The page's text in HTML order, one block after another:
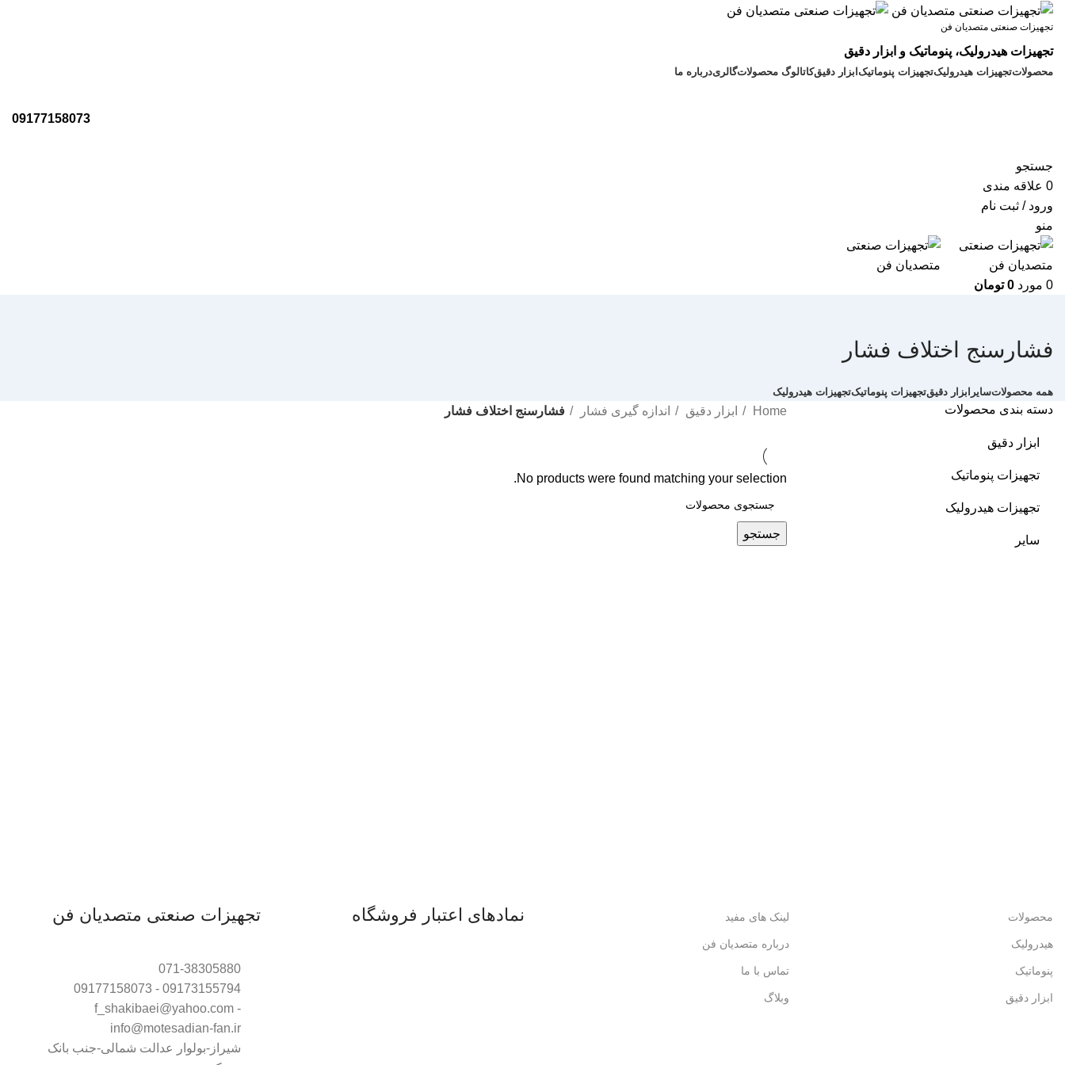
تجهیزات صنعتی متصدیان فن
تجهیزات هیدرولیک، پنوماتیک و ابزار دقیق
محصولاتتجهیزات هیدرولیکتجهیزات پنوماتیک ابزار دقیقکاتالوگ محصولاتگالریدرباره ما
09177158073
جستجو
0 علاقه مندی
ورود / ثبت نام
منو
0 مورد 0 تومان
فشارسنج اختلاف فشار
همه محصولاتسایر ابزار دقیقتجهیزات پنوماتیکتجهیزات هیدرولیک
دسته بندی محصولات
ابزار دقیق
تجهیزات پنوماتیک
تجهیزات هیدرولیک
سایر
Home ابزار دقیق اندازه گیری فشار فشارسنج اختلاف فشار
No products were found matching your selection.
جستجو
محصولات
هیدرولیک
پنوماتیک
ابزار دقیق
لینک های مفید
درباره متصدیان فن
تماس با ما
وبلاگ
نمادهای اعتبار فروشگاه تجهیزات صنعتی متصدیان فن
071-38305880
09173155794 - 09177158073
f_shakibaei@yahoo.com -
info@motesadian-fan.ir
شیراز-بولوار عدالت شمالی-جنب بانک